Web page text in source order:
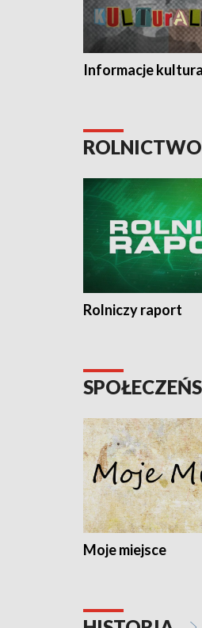
Informacje
Rolniczy raport
Moje miejsce